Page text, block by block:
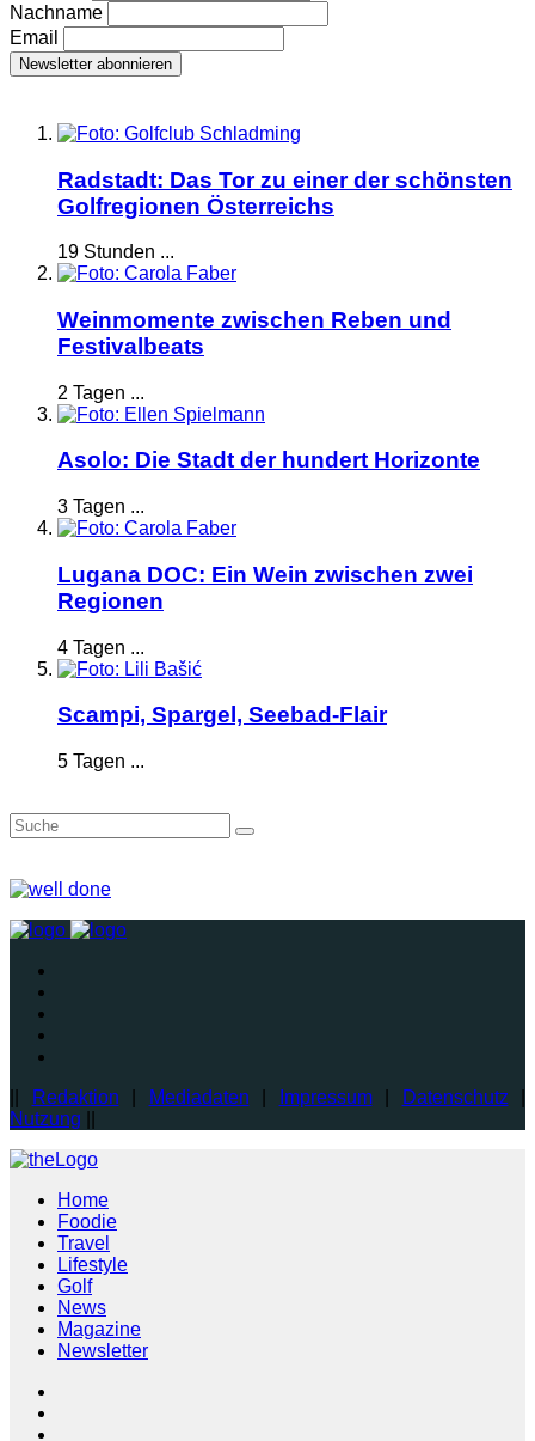
Nachname
Email
Radstadt: Das Tor zu einer der schönsten
Golfregionen Österreichs
19 Stunden ...
Weinmomente zwischen Reben und
Festivalbeats
2 Tagen ...
Asolo: Die Stadt der hundert Horizonte
3 Tagen ...
Lugana DOC: Ein Wein zwischen zwei
Regionen
4 Tagen ...
Scampi, Spargel, Seebad-Flair
5 Tagen ...
Redaktion Mediadaten Impressum| Datenschutz
Nutzung
Home
Foodie
Travel
Lifestyle
Golf
News
Magazine
Newsletter